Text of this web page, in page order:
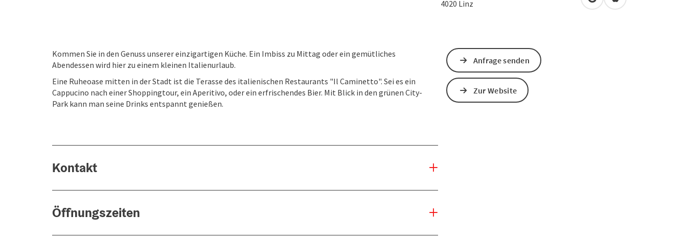
4020 Linz in Google Maps öffnen
in Apple Maps
Kommen Sie in den Genuss unserer einzigartigen Küche. Ein Imbiss zu Mittag oder ein gemütliches
Abendessen wird hier zu einem kleinen Italienurlaub.
Eine Ruheoase mitten in der Stadt ist die Terasse des italienischen Restaurants "Il Caminetto". Sei es ein
Cappucino nach einer Shoppingtour, ein Aperitivo, oder ein erfrischendes Bier. Mit Blick in den grünen City-
Park kann man seine Drinks entspannt genießen.
Kontakt
Öffnungszeiten
Anfrage senden
Zur Website